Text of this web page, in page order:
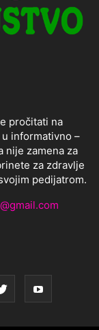
pročitati na
informativno –
nije zamena za
za zdravlje
pedijatrom.